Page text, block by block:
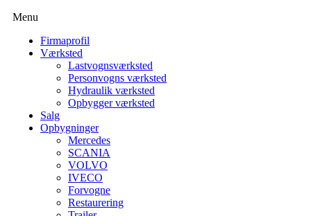
Menu
Firmaprofil
Værksted
Lastvognsværksted
Personvogns værksted
Hydraulik værksted
Opbygger værksted
Salg
Opbygninger
Mercedes
SCANIA
VOLVO
IVECO
Forvogne
Restaurering